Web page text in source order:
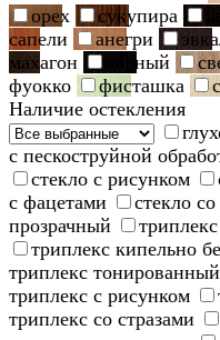
орех
сукупира
сапели
анегри
махагон
черный
фуокко
фисташка
Наличие остекления
с пескоструйной
стекло с рисунком
с фацетами
стекло
прозрачный
триплекс кипельно
триплекс тонированный
триплекс с рисунком
триплекс со стразами